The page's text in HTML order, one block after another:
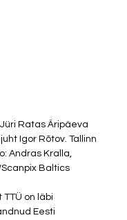
Ratas Äripäeva
Igor Rõtov. Tallinn
Andras Kralla,
Baltics
TTÜ on läbi
Eesti